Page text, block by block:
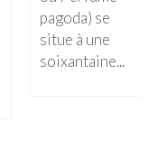
pagoda) se
situe à une
soixantaine...